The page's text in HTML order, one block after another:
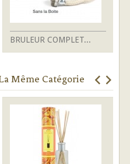
BRULEUR COMPLET...
Même Catégorie